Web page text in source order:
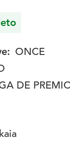
ONCE
DE